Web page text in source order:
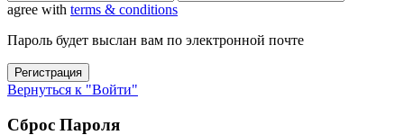
agree with terms & conditions
Пароль будет выслан вам по электронной почте
Регистрация
Вернуться к "Войти"
Сброс Пароля